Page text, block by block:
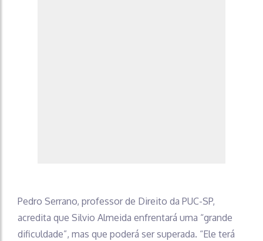
Pedro Serrano, professor de Direito da PUC-SP,
acredita que Silvio Almeida enfrentará uma “grande
dificuldade”, mas que poderá ser superada. “Ele terá